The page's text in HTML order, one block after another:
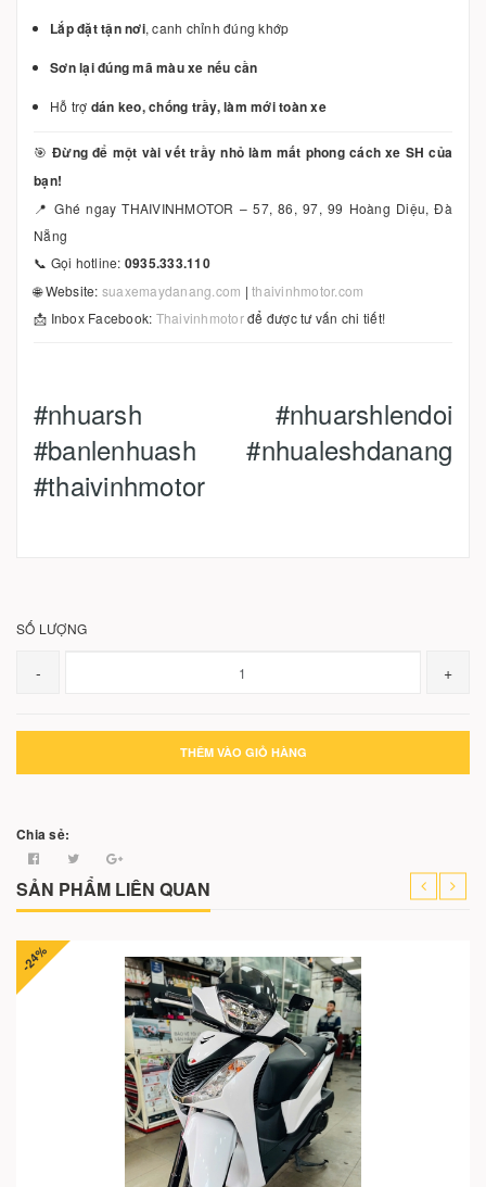
Lắp đặt tận nơi, canh chỉnh đúng khớp
Sơn lại đúng mã màu xe nếu cần
Hỗ trợ dán keo, chống trầy, làm mới toàn xe
🎯Đừng để một vài vết trầy nhỏ làm mất phong cách xe SH của
bạn!
📍 Ghé ngay THAIVINHMOTOR – 57, 86, 97, 99 Hoàng Diệu, Đà
Nẵng
📞 Gọi hotline: 0935.333.110
🌐 Website: suaxemaydanang.com | thaivinhmotor.com
📩 Inbox Facebook: Thaivinhmotorđể được tư vấn chi tiết!
#nhuarsh #nhuarshlendoi
#banlenhuash #nhualeshdanang
#thaivinhmotor
SỐ LƯỢNG
- +
THÊM VÀO GIỎ HÀNG
Chia sẻ:
SẢN PHẨM LIÊN QUAN
-24%
Cho vào giỏ hàng